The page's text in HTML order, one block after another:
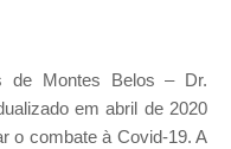
de Montes Belos – Dr.
em abril de 2020
o combate à Covid-19. A